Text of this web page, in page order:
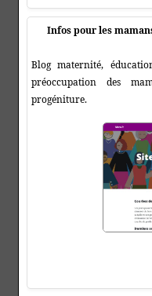
Infos pour les
Blog maternité,
préoccupation des
progéniture.